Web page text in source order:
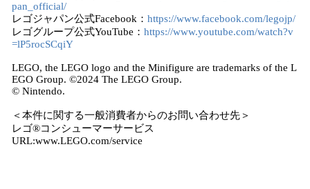
pan_official/
レゴジャパン公式Facebook： https://www.facebook.com/legojp/
レゴグループ公式YouTube： https://www.youtube.com/watch?v
=lP5rocSCqiY
LEGO, the LEGO logo and the Minifigure are trademarks of the L
EGO Group. ©2024 The LEGO Group.
© Nintendo.
＜本件に関する一般消費者からのお問い合わせ先＞
レゴ®コンシューマーサービス
URL:www.LEGO.com/service